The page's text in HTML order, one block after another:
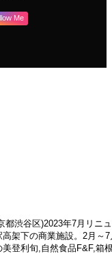
Me
都渋谷区)2023年7月リニ
架下の商業施設。2月～7
登利旬,自然食品F&F,箱